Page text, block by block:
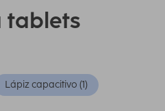
tablets
Lápiz capacitivo (1)